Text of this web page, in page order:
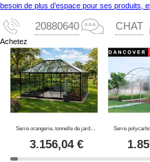
besoin de plus d’espace pour ses produits,
20880640 CHAT
Achetez
3.156,04€